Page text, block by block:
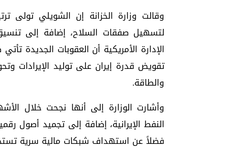
وقالت وزارة الخزانة إن الشويلي تولى
لتسهيل صفقات السلاح، إضافة إلى
الإدارة الأمريكية أن العقوبات
تقويض قدرة إيران على توليد الإيرادات
والطاقة.
وأشارت الوزارة إلى أنها نجحت خلال
النفط الإيرانية، إضافة إلى تجميد أصول
فضلاً عن استهداف شبكات مالية سرية